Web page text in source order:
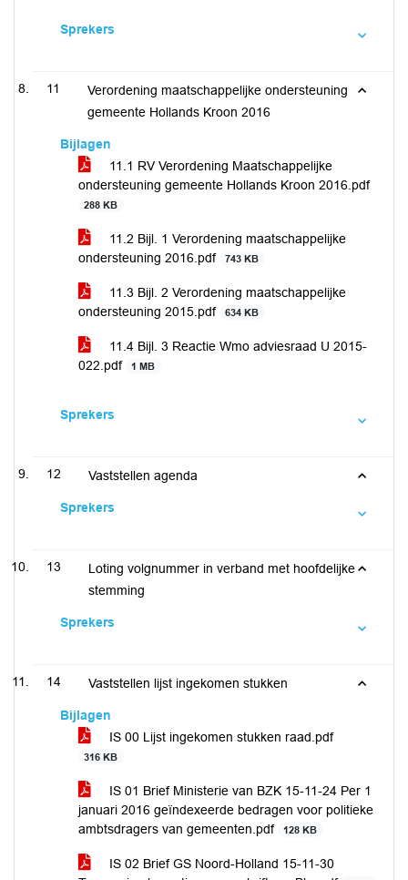
Sprekers
11
Verordening maatschappelijke ondersteuning
gemeente Hollands Kroon 2016
Bijlagen
11.1 RV Verordening Maatschappelijke
ondersteuning gemeente Hollands Kroon 2016.pdf
288 KB
11.2 Bijl. 1 Verordening maatschappelijke
ondersteuning 2016.pdf
743 KB
11.3 Bijl. 2 Verordening maatschappelijke
ondersteuning 2015.pdf
634 KB
11.4 Bijl. 3 Reactie Wmo adviesraad U 2015-
022.pdf
1 MB
Sprekers
12 Vaststellen agenda
Sprekers
13
Loting volgnummer in verband met hoofdelijke
stemming
Sprekers
14 Vaststellen lijst ingekomen stukken
Bijlagen
IS 00 Lijst ingekomen stukken raad.pdf
316 KB
IS 01 Brief Ministerie van BZK 15-11-24 Per 1
januari 2016 geïndexeerde bedragen voor politieke
ambtsdragers van gemeenten.pdf
128 KB
IS 02 Brief GS Noord-Holland 15-11-30